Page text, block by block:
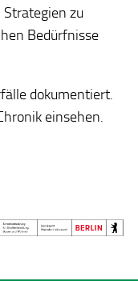
Strategien zu
Bedürfnisse
dokumentiert.
einsehen.